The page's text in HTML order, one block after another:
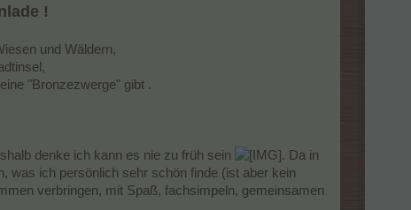
!
und Wäldern,
"Bronzezwerge" gibt .
denke ich kann es nie zu früh sein
. Da in
was ich persönlich sehr schön finde (ist aber kein
verbringen, mit Spaß, fachsimpeln, gemeinsamen